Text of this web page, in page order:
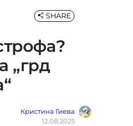
„грд
Кристина Гиева
12.08.2025
SHARE